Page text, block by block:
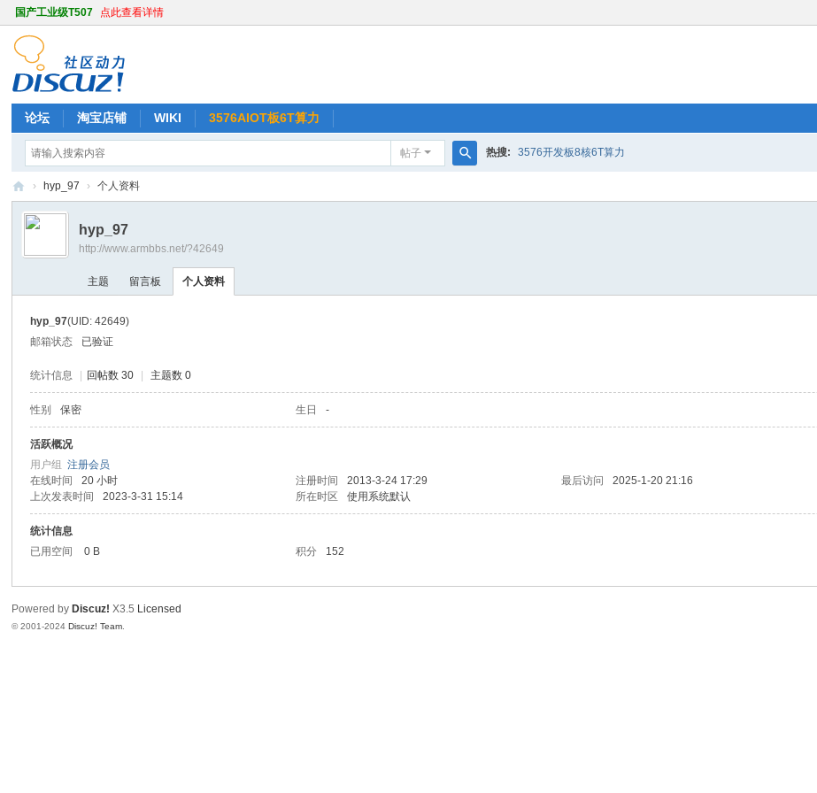
国产工业级T507 点此查看详情
论坛 淘宝店铺 WIKI 3576AIOT板6T算力
帖子
索
热搜: 3576开发板8核6T算力
天
› hyp_97 › 个人资料
hyp_97
http://www.armbbs.net/?42649
主题 留言板 个人资料
hyp_97(UID: 42649)
邮箱状态
已验证
统计信息 回帖数 30 主题数 0
性别 保密 生日 -
活跃概况
用户组注册会员
在线时间
20 小时 注册时间 2013-3-24 17:29 最后访问 2025-1-20 21:16
上次发表时间
2023-3-31 15:14 所在时区 使用系统默认
统计信息
已用空间
0 B 积分 152
Powered by Discuz! X3.5 Licensed
© 2001-2024Discuz! Team